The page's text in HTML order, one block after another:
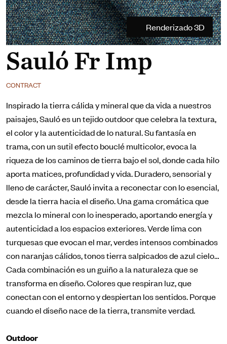
Renderizado 3D
CONTRACT
Sauló Fr Imp
Inspirado la tierra cálida y mineral que da vida a nuestros
paisajes, Sauló es un tejido outdoor que celebra la textura,
el color y la autenticidad de lo natural. Su fantasía en
trama, con un sutil efecto bouclé multicolor, evoca la
riqueza de los caminos de tierra bajo el sol, donde cada hilo
aporta matices, profundidad y vida. Duradero, sensorial y
lleno de carácter, Sauló invita a reconectar con lo esencial,
desde la tierra hacia el diseño. Una gama cromática que
mezcla lo mineral con lo inesperado, aportando energía y
autenticidad a los espacios exteriores. Verde lima con
turquesas que evocan el mar, verdes intensos combinados
con naranjas cálidos, tonos tierra salpicados de azul cielo…
Cada combinación es un guiño a la naturaleza que se
transforma en diseño. Colores que respiran luz, que
conectan con el entorno y despiertan los sentidos. Porque
cuando el diseño nace de la tierra, transmite verdad.
Outdoor